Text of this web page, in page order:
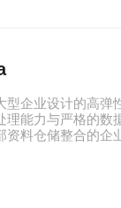
型企业设计的高弹
理能力与严格的数
料仓储整合的企